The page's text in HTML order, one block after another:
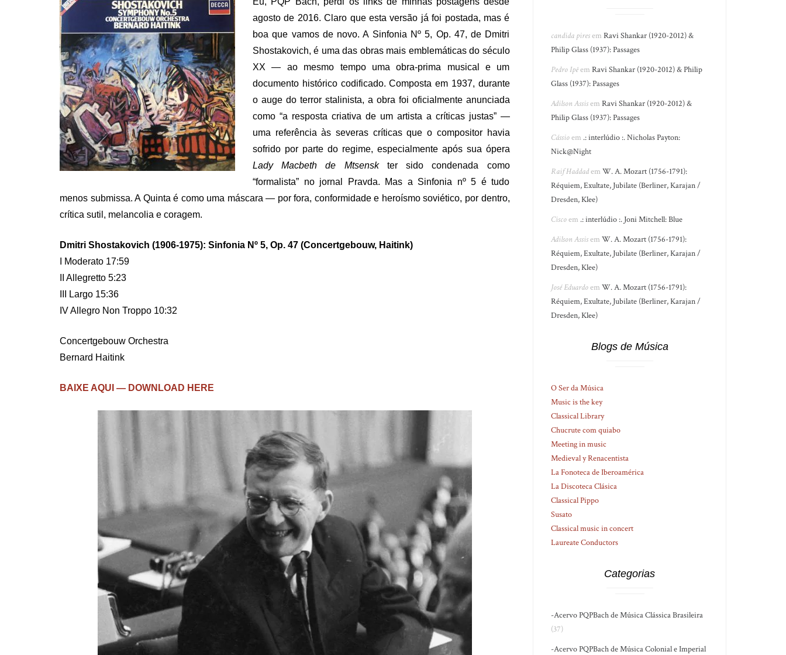
agosto de 2016. Claro que esta versão já foi postada, mas é
boa que vamos de novo. A Sinfonia Nº 5, Op. 47, de Dmitri
Shostakovich, é uma das obras mais emblemáticas do século
XX — ao mesmo tempo uma obra-prima musical e um
documento histórico codificado. Composta em 1937, durante
o auge do terror stalinista, a obra foi oficialmente anunciada
como “a resposta criativa de um artista a críticas justas” —
uma referência às severas críticas que o compositor havia
sofrido por parte do regime, especialmente após sua ópera
Lady Macbeth de Mtsenskter sido condenada como
“formalista” no jornal Pravda. Mas a Sinfonia nº 5 é tudo
menos submissa. A Quinta é como uma máscara — por fora, conformidade e heroísmo soviético, por dentro,
crítica sutil, melancolia e coragem.
Dmitri Shostakovich (1906-1975): Sinfonia Nº 5, Op. 47 (Concertgebouw, Haitink)
I Moderato 17:59
II Allegretto 5:23
III Largo 15:36
IV Allegro Non Troppo 10:32
Concertgebouw Orchestra
Bernard Haitink
BAIXE AQUI — DOWNLOAD HERE
candida piresemRavi Shankar (1920-2012) &
Philip Glass (1937): Passages
Pedro IpêemRavi Shankar (1920-2012) & Philip
Glass (1937): Passages
Adilson AssisemRavi Shankar (1920-2012) &
Philip Glass (1937): Passages
Cássioem .: interlúdio :. Nicholas Payton:
Nick@Night
Raif HaddademW. A. Mozart (1756-1791):
Réquiem, Exultate, Jubilate (Berliner, Karajan /
Dresden, Klee)
Ciscoem .: interlúdio :. Joni Mitchell: Blue
Adilson AssisemW. A. Mozart (1756-1791):
Réquiem, Exultate, Jubilate (Berliner, Karajan /
Dresden, Klee)
José EduardoemW. A. Mozart (1756-1791):
Réquiem, Exultate, Jubilate (Berliner, Karajan /
Dresden, Klee)
Blogs de Música
O Ser da Música
Music is the key
Classical Library
Chucrute com quiabo
Meeting in music
Medieval y Renacentista
La Fonoteca de Iberoamérica
La Discoteca Clásica
Classical Pippo
Susato
Classical music in concert
Laureate Conductors
Categorias
-Acervo PQPBach de Música Clássica Brasileira
(37)
-Acervo PQPBach de Música Colonial e Imperial